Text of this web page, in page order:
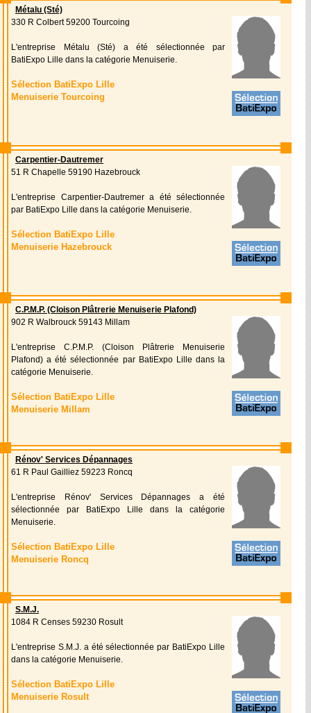
Métalu (Sté)
330 R Colbert 59200 Tourcoing
L'entreprise Métalu (Sté) a été sélectionnée par
BatiExpo Lille dans la catégorie Menuiserie.
Sélection BatiExpo Lille
Menuiserie Tourcoing
Carpentier-Dautremer
51 R Chapelle 59190 Hazebrouck
L'entreprise Carpentier-Dautremer a été sélectionnée
par BatiExpo Lille dans la catégorie Menuiserie.
Sélection BatiExpo Lille
Menuiserie Hazebrouck
C.P.M.P. (Cloison Plâtrerie Menuiserie Plafond)
902 R Walbrouck 59143 Millam
L'entreprise C.P.M.P. (Cloison Plâtrerie Menuiserie
Plafond) a été sélectionnée par BatiExpo Lille dans la
catégorie Menuiserie.
Sélection BatiExpo Lille
Menuiserie Millam
Rénov' Services Dépannages
61 R Paul Gailliez 59223 Roncq
L'entreprise Rénov' Services Dépannages a été
sélectionnée par BatiExpo Lille dans la catégorie
Menuiserie.
Sélection BatiExpo Lille
Menuiserie Roncq
S.M.J.
1084 R Censes 59230 Rosult
L'entreprise S.M.J. a été sélectionnée par BatiExpo Lille
dans la catégorie Menuiserie.
Sélection BatiExpo Lille
Menuiserie Rosult